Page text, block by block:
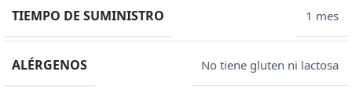
TIEMPO DE SUMINISTRO 1 mes
ALÉRGENOS No tiene gluten ni lactosa